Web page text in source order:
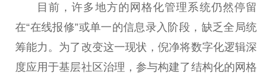
目前，许多地方的网格化管理系统仍然停留
在“在线报修”或单一的信息录入阶段，缺乏全局统
筹能力。为了改变这一现状，倪净将数字化逻辑深
度应用于基层社区治理，参与构建了结构化的网格